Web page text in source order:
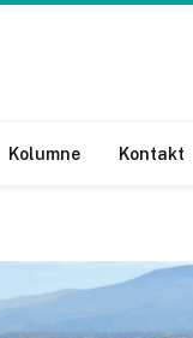
Kolumne Kontakt